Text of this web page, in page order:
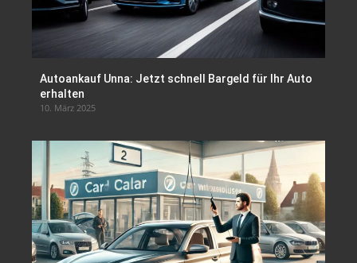
Autoankauf Unna: Jetzt schnell Bargeld für Ihr Auto
erhalten
10. März 2025